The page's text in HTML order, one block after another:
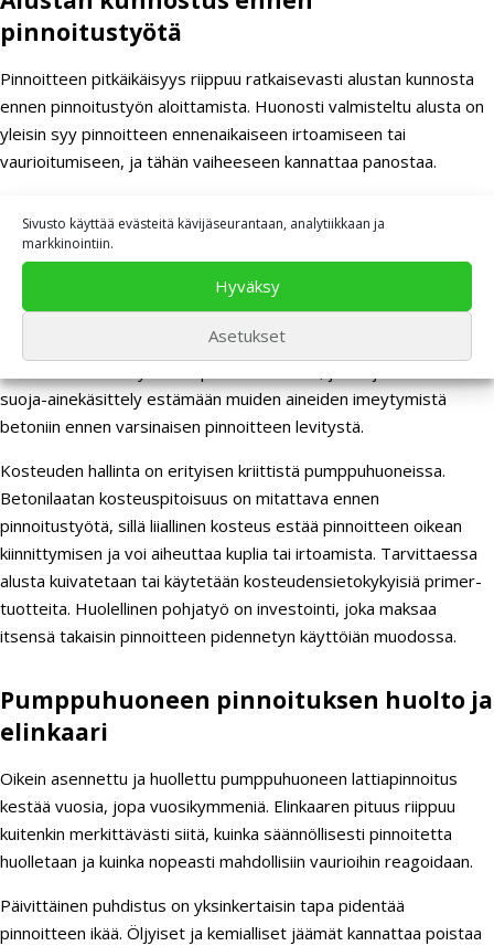
Sivusto käyttää evästeitä kävijäseurantaan, analytiikkaan ja
markkinointiin.
Hyväksy
Asetukset
pinnoitustyötä
Pinnoitteen pitkäikäisyys riippuu ratkaisevasti alustan kunnosta
ennen pinnoitustyön aloittamista. Huonosti valmisteltu alusta on
yleisin syy pinnoitteen ennenaikaiseen irtoamiseen tai
vaurioitumiseen, ja tähän vaiheeseen kannattaa panostaa.
jälkeen mahdolliset halkeamat, kolot ja epätasaisuudet korjataan
betonimassalla tai erikoiskorjausaineilla. Tämän jälkeen alusta
hiotaan, jolloin pinta avataan mekaanisesti ja pinnoitteen tartunta
paranee merkittävästi. On tärkeää huomata, että hionta ei ole
itsenäinen toimenpide, vaan se vaatii aina jälkikäsittelyn:
suoja-ainekäsittely estämään muiden aineiden imeytymistä
betoniin ennen varsinaisen pinnoitteen levitystä.
Kosteuden hallinta on erityisen kriittistä pumppuhuoneissa.
Betonilaatan kosteuspitoisuus on mitattava ennen
pinnoitustyötä, sillä liiallinen kosteus estää pinnoitteen oikean
kiinnittymisen ja voi aiheuttaa kuplia tai irtoamista. Tarvittaessa
alusta kuivatetaan tai käytetään kosteudensietokykyisiä primer-
tuotteita. Huolellinen pohjatyö on investointi, joka maksaa
itsensä takaisin pinnoitteen pidennetyn käyttöiän muodossa.
Pumppuhuoneen pinnoituksen huolto ja
elinkaari
Oikein asennettu ja huollettu pumppuhuoneen lattiapinnoitus
kestää vuosia, jopa vuosikymmeniä. Elinkaaren pituus riippuu
kuitenkin merkittävästi siitä, kuinka säännöllisesti pinnoitetta
huolletaan ja kuinka nopeasti mahdollisiin vaurioihin reagoidaan.
Päivittäinen puhdistus on yksinkertaisin tapa pidentää
pinnoitteen ikää. Öljyiset ja kemialliset jäämät kannattaa poistaa